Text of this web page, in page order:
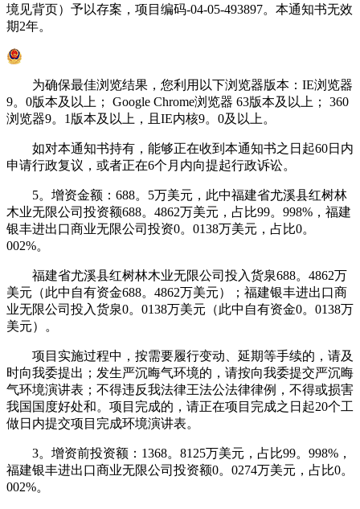
境见背页）予以存案，项目编码-04-05-493897。本通知书无效
期2年。
为确保最佳浏览结果，您利用以下浏览器版本：IE浏览器
9。0版本及以上； Google Chrome浏览器 63版本及以上； 360
浏览器9。1版本及以上，且IE内核9。0及以上。
如对本通知书持有，能够正在收到本通知书之日起60日内
申请行政复议，或者正在6个月内向提起行政诉讼。
5。增资金额：688。5万美元，此中福建省尤溪县红树林
木业无限公司投资额688。4862万美元，占比99。998%，福建
银丰进出口商业无限公司投资0。0138万美元，占比0。
002%。
福建省尤溪县红树林木业无限公司投入货泉688。4862万
美元（此中自有资金688。4862万美元）；福建银丰进出口商
业无限公司投入货泉0。0138万美元（此中自有资金0。0138万
美元）。
项目实施过程中，按需要履行变动、延期等手续的，请及
时向我委提出；发生严沉晦气环境的，请按向我委提交严沉晦
气环境演讲表；不得违反我法律王法公法律律例，不得或损害
我国国度好处和。项目完成的，请正在项目完成之日起20个工
做日内提交项目完成环境演讲表。
3。增资前投资额：1368。8125万美元，占比99。998%，
福建银丰进出口商业无限公司投资额0。0274万美元，占比0。
002%。